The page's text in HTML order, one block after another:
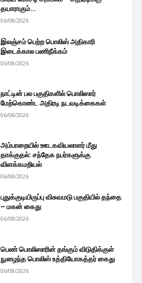
தயாராகும்...
06/08/2026
இலஞ்சம் பெற்ற பொலிஸ் அதிகாரி
இடைக்கால பணிநீக்கம்
06/08/2026
நாட்டின் பல பகுதிகளில் பொலிஸார்
மேற்கொண்ட அதிரடி நடவடிக்கைகள்
06/08/2026
அம்பாறையில் ஊடகவியலாளர் மீது
தாக்குதல்: சந்தேக நபர்களுக்கு
விளக்கமறியல்
06/08/2026
புதுக்குடியிருப்பு விசுவமடு பகுதியில் தந்தை
– மகன் கைது
06/08/2026
பெண் பொலிஸாரின் தங்கும் விடுதிக்குள்
நுழைந்த பொலிஸ் உத்தியோகத்தர் கைது
06/08/2026